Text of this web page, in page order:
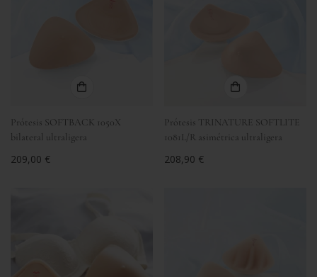
Prótesis SOFTBACK 1050X
bilateral ultraligera
Precio
209,00 €
Prótesis TRINATURE SOFTLITE
1081L/R asimétrica ultraligera
Precio
208,90 €